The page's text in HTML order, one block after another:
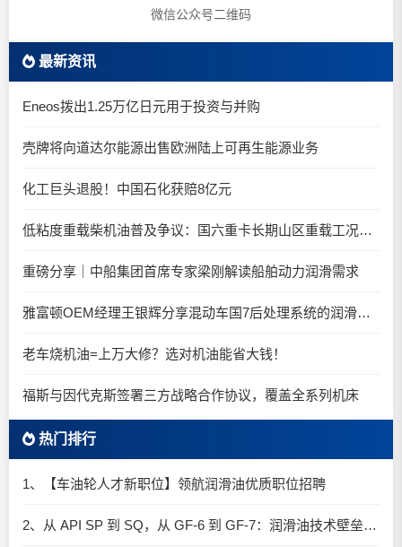
微信公众号二维码
最新资讯
Eneos拨出1.25万亿日元用于投资与并购
壳牌将向道达尔能源出售欧洲陆上可再生能源业务
化工巨头退股！中国石化获赔8亿元
低粘度重载柴机油普及争议：国六重卡长期山区重载工况是否适合0W-20柴油机油？
重磅分享｜中船集团首席专家梁刚解读船舶动力润滑需求
雅富顿OEM经理王银辉分享混动车国7后处理系统的润滑油要求
老车烧机油=上万大修？选对机油能省大钱！
福斯与因代克斯签署三方战略合作协议，覆盖全系列机床
热门排行
1、【车油轮人才新职位】领航润滑油优质职位招聘
2、从 API SP 到 SQ，从 GF-6 到 GF-7：润滑油技术壁垒再升高，你准备好了吗？